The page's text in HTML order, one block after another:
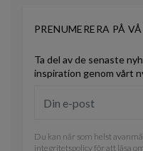
PRENUMERERA PÅ
Ta del av de senaste
inspiration genom vårt
Du kan när som helst
integritetspolicyför att läsa